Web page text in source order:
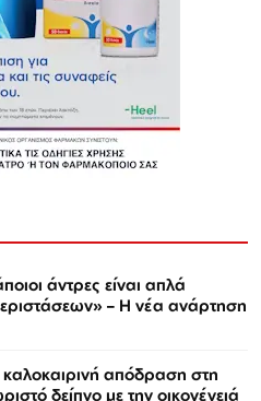
άντρες είναι απλά
– Η νέα ανάρτηση
απόδραση στη
δείπνο με την οικογένειά